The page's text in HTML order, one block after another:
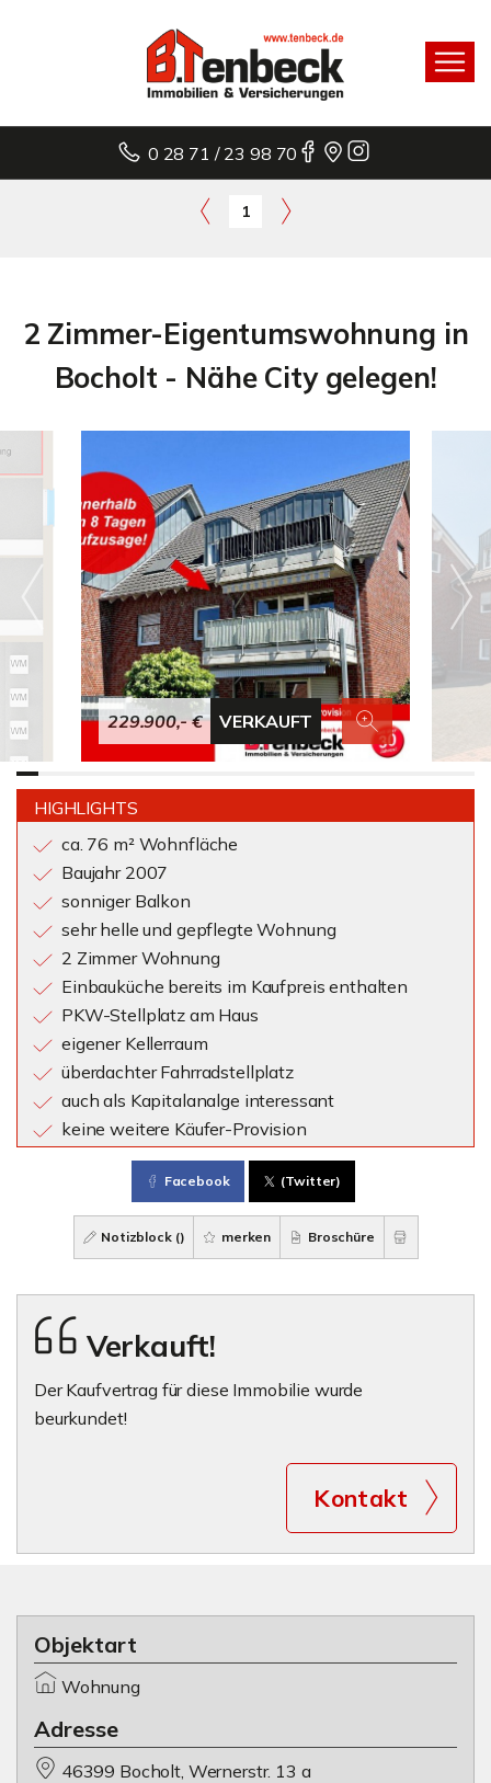
0 28 71 / 23 98 70
1
2 Zimmer-Eigentumswohnung in
Bocholt - Nähe City gelegen!
229.900,- € VERKAUFT
HIGHLIGHTS
ca. 76 m² Wohnfläche
Baujahr 2007
sonniger Balkon
sehr helle und gepflegte Wohnung
2 Zimmer Wohnung
Einbauküche bereits im Kaufpreis enthalten
PKW-Stellplatz am Haus
eigener Kellerraum
überdachter Fahrradstellplatz
auch als Kapitalanalge interessant
keine weitere Käufer-Provision
Facebook (Twitter)
Notizblock () merken Broschüre
Verkauft!
Der Kaufvertrag für diese Immobilie wurde
beurkundet!
Kontakt
Objektart
Wohnung
Adresse
46399 Bocholt, Wernerstr. 13 a